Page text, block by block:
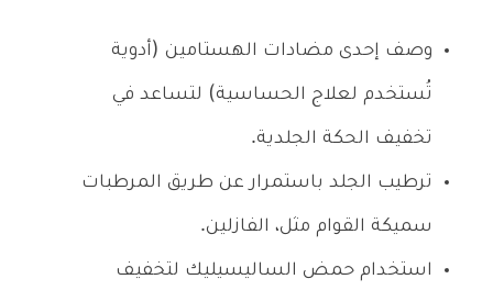
وصف إحدى مضادات الهستامين (أدوية
تُستخدم لعلاج الحساسية) لتساعد في
تخفيف الحكة الجلدية.
ترطيب الجلد باستمرار عن طريق المرطبات
سميكة القوام مثل، الفازلين.
استخدام حمض الساليسيليك لتخفيف